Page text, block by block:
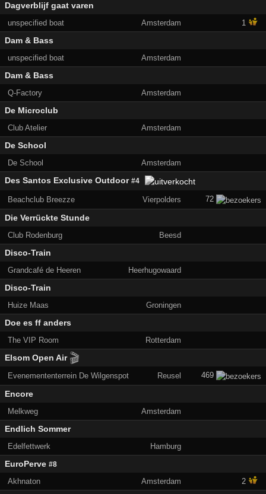
Dagverblijf gaat varen
unspecified boat Amsterdam 1
Dam & Bass
unspecified boat Amsterdam
Dam & Bass
Q-Factory Amsterdam
De Microclub
Club Atelier Amsterdam
De School
De School Amsterdam
Des Santos Exclusive Outdoor#4
Beachclub Breezze Vierpolders 72
Die Verrückte Stunde
Club Rodenburg Beesd
Disco-Train
Grandcafé de Heeren Heerhugowaard
Disco-Train
Huize Maas Groningen
Doe es ff anders
The VIP Room Rotterdam
Elsom Open Air 🎬
Evenemententerrein De Wilgenspot Reusel 469
Encore
Melkweg Amsterdam
Endlich Sommer
Edelfettwerk Hamburg
EuroPerve#8
Akhnaton Amsterdam 2